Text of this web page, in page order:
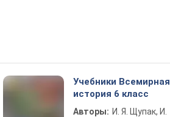
Учебники Всемирная
история 6 класс
Авторы: И. Я. Щупак, И.